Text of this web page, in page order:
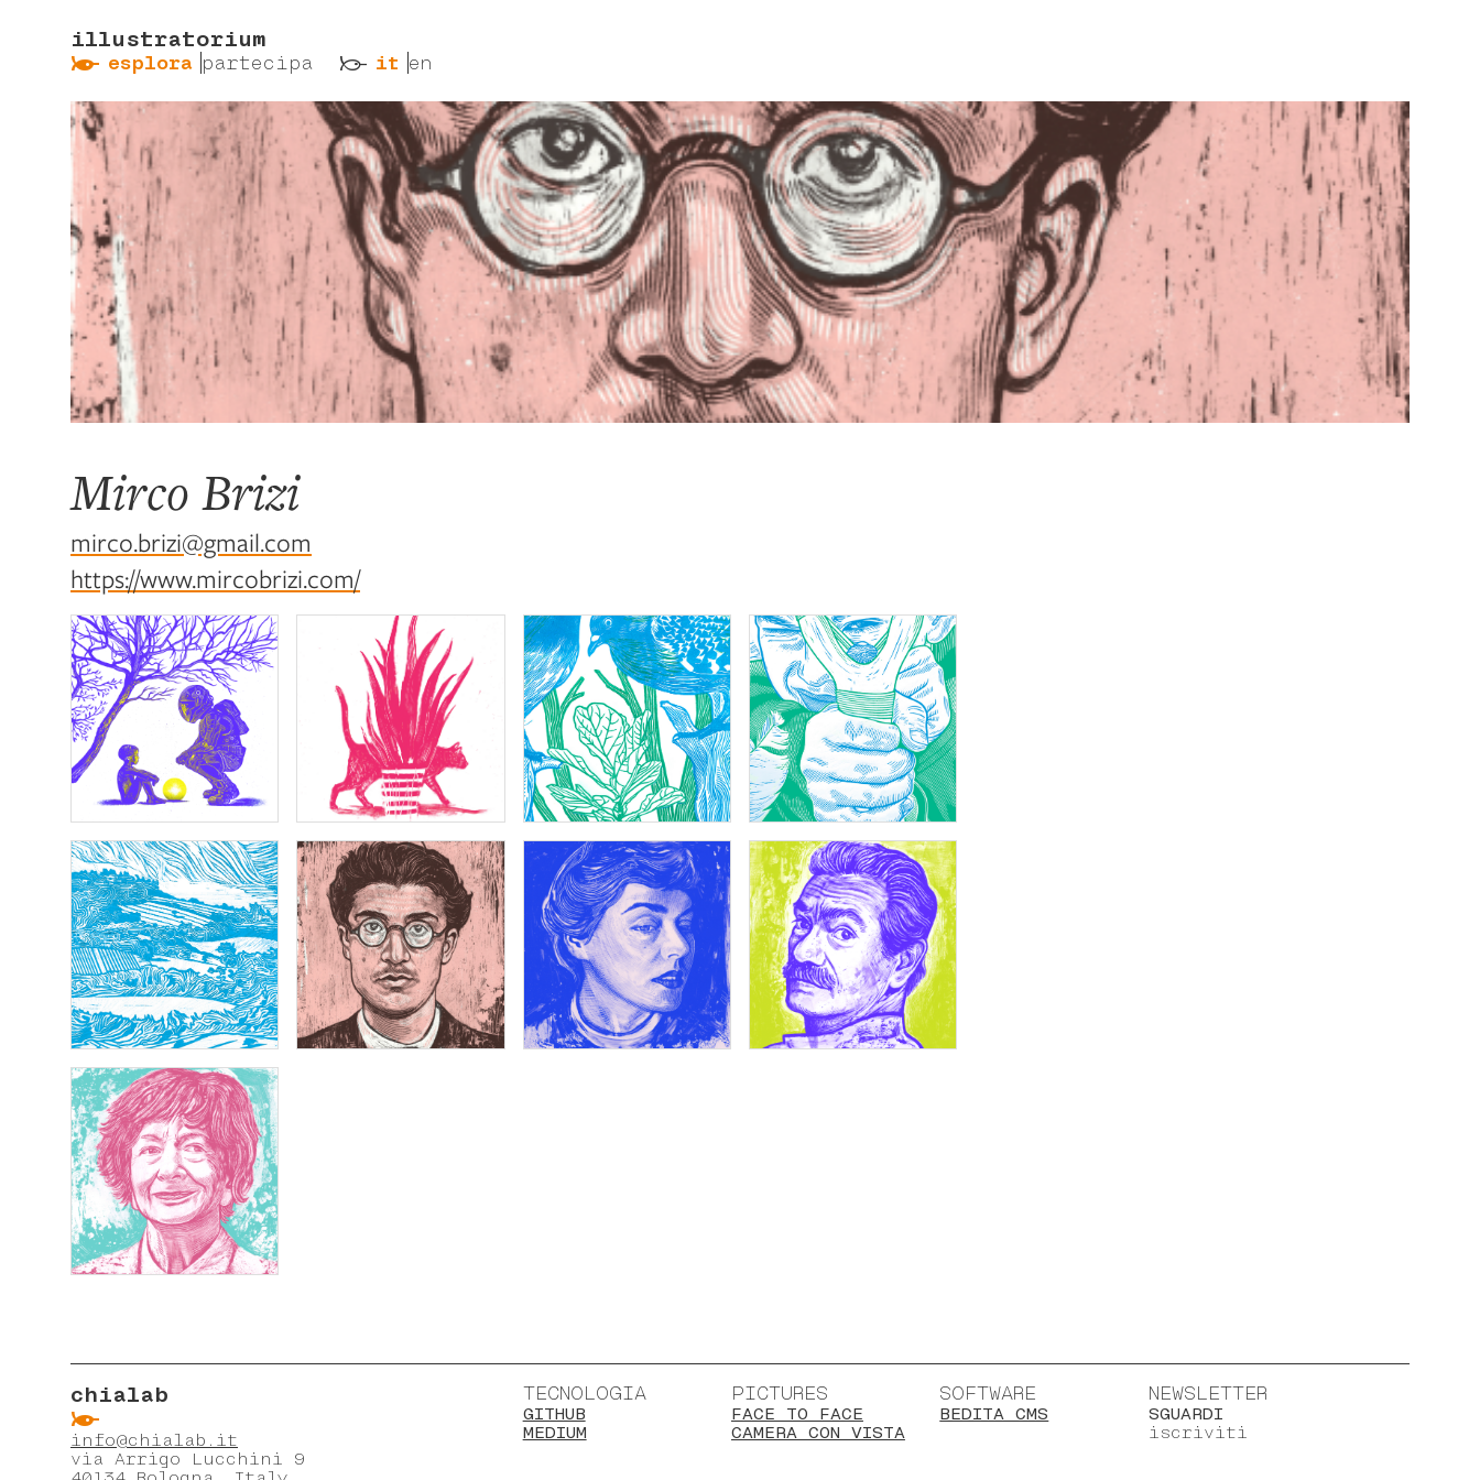
illustratorium
ẞ esplora partecipa ß it en
Mirco Brizi
mirco.brizi@gmail.com
https://www.mircobrizi.com/
chialab
ẞ
info@chialab.it
via Arrigo Lucchini 9
TECNOLOGIA
GITHUB
MEDIUM
PICTURES
FACE TO FACE
CAMERA CON VISTA
SOFTWARE
BEDITA CMS
NEWSLETTER
SGUARDI
iscriviti